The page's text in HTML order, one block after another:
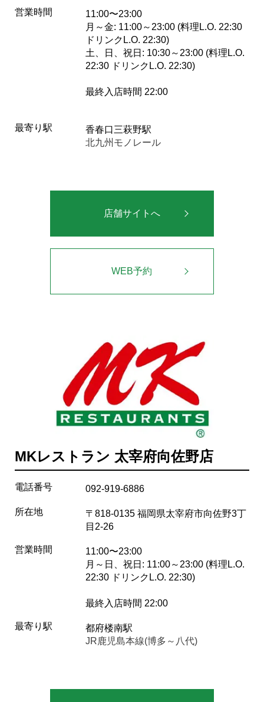
営業時間
11:00〜23:00
月～金: 11:00～23:00 (料理L.O. 22:30
ドリンクL.O. 22:30)
土、日、祝日: 10:30～23:00 (料理L.O.
22:30 ドリンクL.O. 22:30)
最終入店時間 22:00
最寄り駅
香春口三萩野駅
北九州モノレール
店舗サイトへ
WEB予約
MKレストラン 太宰府向佐野店
電話番号 092-919-6886
所在地
〒818-0135 福岡県太宰府市向佐野3丁
目2-26
営業時間
11:00〜23:00
月～日、祝日: 11:00～23:00 (料理L.O.
22:30 ドリンクL.O. 22:30)
最終入店時間 22:00
最寄り駅
都府楼南駅
JR鹿児島本線(博多～八代)